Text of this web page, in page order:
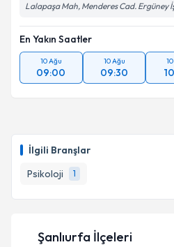
İlgili Branşlar
Psikoloji
1
Lalapaşa Mah, Menderes Cad. Ergüney
En Yakın Saatler
10 Ağu
09:00
10 Ağu
09:30
Şanlıurfa İlçeleri